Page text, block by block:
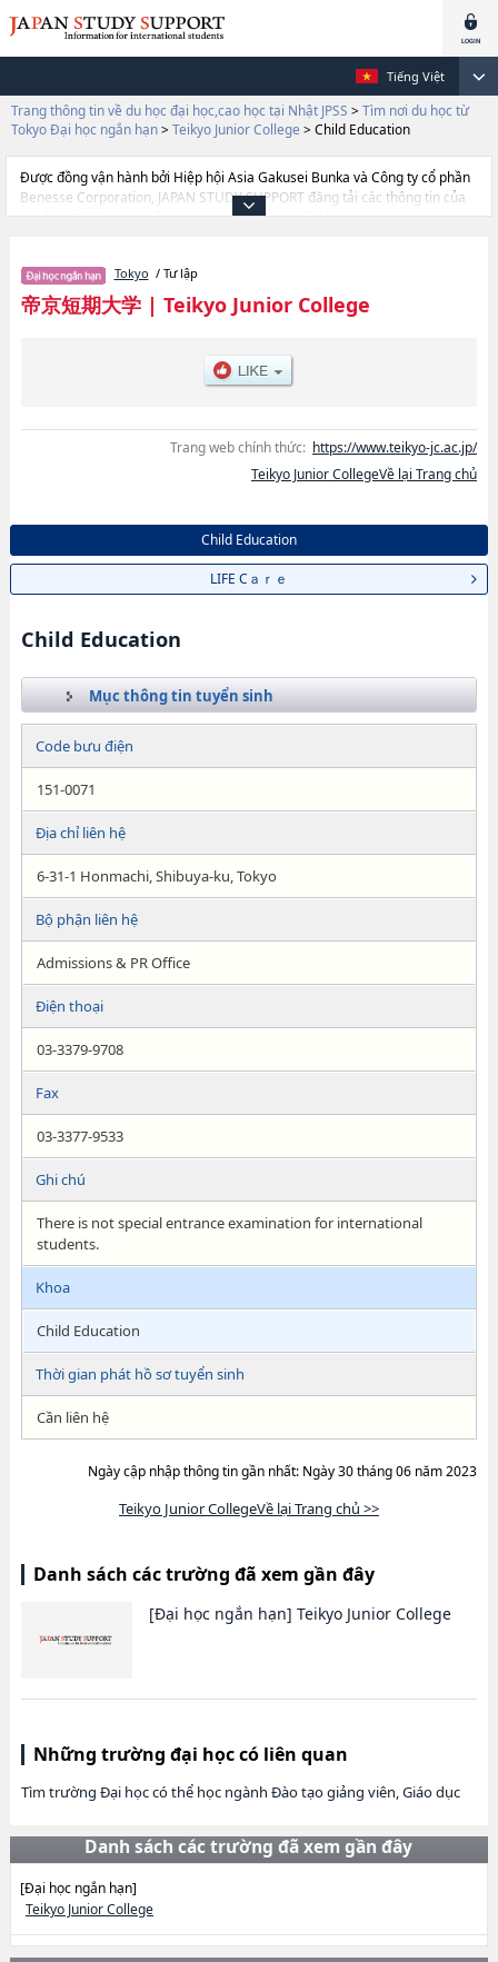
Tiếng Việt
Trang thông tin về du học đại học,cao học tại Nhật JPSS > Tìm nơi du học từ
Tokyo Đại học ngắn hạn> Teikyo Junior College > Child Education
Được đồng vận hành bởi Hiệp hội Asia Gakusei Bunka và Công ty cổ phần
Benesse Corporation, JAPAN STUDY SUPPORT đăng tải các thông tin của
khoảng 1.300 trường đại học, cao học, trường đại học ngắn hạn, trường
cần thiết dành cho du học sinh, như là về các Ngành Child
EducationhoặcNgành LIFE Cａｒｅ, thông tin về từng ngành học, thông tin
liên quan đến thi tuyển như số lượng tuyển sinh, số lượng trúng tuyển, cở
Tokyo / Tư lập
帝京短期大学| Teikyo Junior College
Trang web chính thức: https://www.teikyo-jc.ac.jp/
Teikyo Junior CollegeVề lại Trang chủ
Child Education
LIFE Cａｒｅ
Child Education
Mục thông tin tuyển sinh
Code bưu điện
151-0071
Địa chỉ liên hệ
6-31-1 Honmachi, Shibuya-ku, Tokyo
Bộ phận liên hệ
Admissions & PR Office
Điện thoại
03-3379-9708
Fax
03-3377-9533
Ghi chú
There is not special entrance examination for international
students.
Khoa
Child Education
Thời gian phát hồ sơ tuyển sinh
Cần liên hệ
Ngày cập nhập thông tin gần nhất: Ngày 30 tháng 06 năm 2023
Teikyo Junior CollegeVề lại Trang chủ >>
Danh sách các trường đã xem gần đây
[Đại học ngắn hạn] Teikyo Junior College
Những trường đại học có liên quan
Tìm trường Đại học có thể học ngành Đào tạo giảng viên, Giáo dục
Danh sách các trường đã xem gần đây
[Đại học ngắn hạn]
Teikyo Junior College